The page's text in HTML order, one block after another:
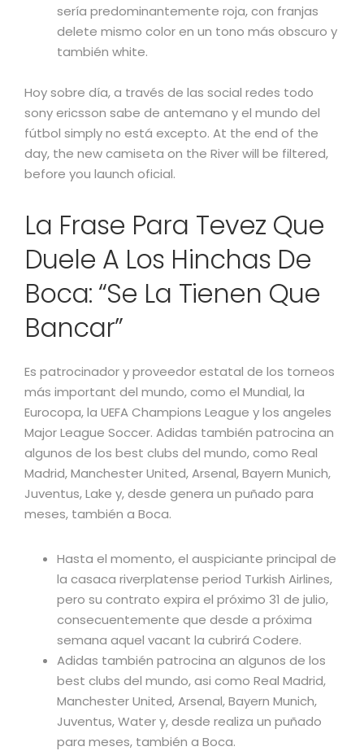
sería predominantemente roja, con franjas
delete mismo color en un tono más obscuro y
también white.
Hoy sobre día, a través de las social redes todo
sony ericsson sabe de antemano y el mundo del
fútbol simply no está excepto. At the end of the
day, the new camiseta on the River will be filtered,
before you launch oficial.
La Frase Para Tevez Que
Duele A Los Hinchas De
Boca: “Se La Tienen Que
Bancar”
Es patrocinador y proveedor estatal de los torneos
más important del mundo, como el Mundial, la
Eurocopa, la UEFA Champions League y los angeles
Major League Soccer. Adidas también patrocina an
algunos de los best clubs del mundo, como Real
Madrid, Manchester United, Arsenal, Bayern Munich,
Juventus, Lake y, desde genera un puñado para
meses, también a Boca.
Hasta el momento, el auspiciante principal de
la casaca riverplatense period Turkish Airlines,
pero su contrato expira el próximo 31 de julio,
consecuentemente que desde a próxima
semana aquel vacant la cubrirá Codere.
Adidas también patrocina an algunos de los
best clubs del mundo, asi como Real Madrid,
Manchester United, Arsenal, Bayern Munich,
Juventus, Water y, desde realiza un puñado
para meses, también a Boca.